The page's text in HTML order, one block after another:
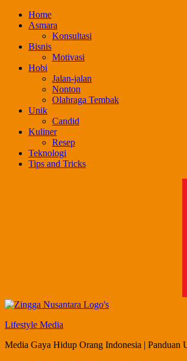
Skip
Home
Asmara
Konsultasi
Bisnis
Motivasi
Hobi
Jalan-jalan
Nonton
Olahraga Tembak
Unik
Candid
Kuliner
Resep
Teknologi
Tips and Tricks
Lifestyle Media
Media Gaya Hidup Orang Indonesia | Panduan